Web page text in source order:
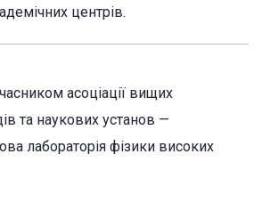
центрів.
асоціації вищих
та наукових установ —
лабораторія фізики високих